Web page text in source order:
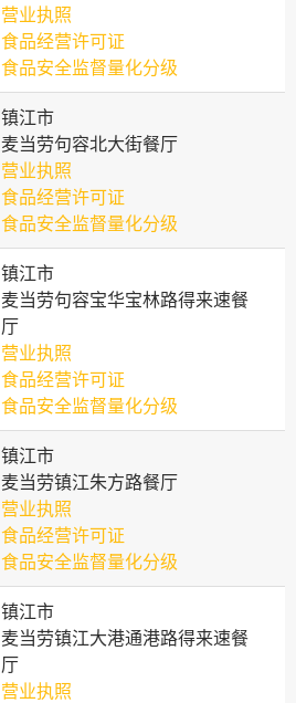
营业执照
食品经营许可证
食品安全监督量化分级
镇江市
麦当劳句容北大街餐厅
营业执照
食品经营许可证
食品安全监督量化分级
镇江市
麦当劳句容宝华宝林路得来速餐
厅
营业执照
食品经营许可证
食品安全监督量化分级
镇江市
麦当劳镇江朱方路餐厅
营业执照
食品经营许可证
食品安全监督量化分级
镇江市
麦当劳镇江大港通港路得来速餐
厅
营业执照